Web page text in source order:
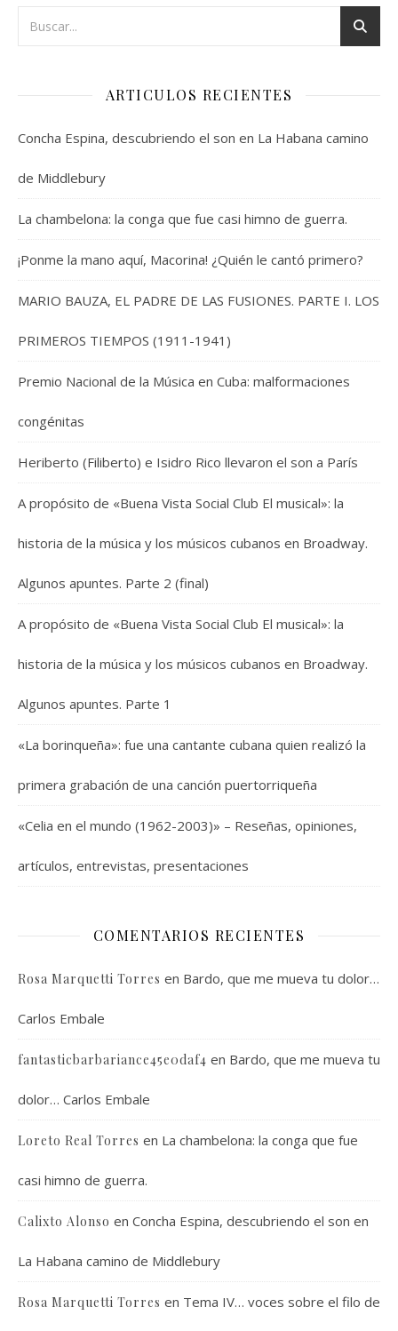
ARTICULOS RECIENTES
Concha Espina, descubriendo el son en La Habana camino
de Middlebury
La chambelona: la conga que fue casi himno de guerra.
¡Ponme la mano aquí, Macorina! ¿Quién le cantó primero?
MARIO BAUZA, EL PADRE DE LAS FUSIONES. PARTE I. LOS
PRIMEROS TIEMPOS (1911-1941)
Premio Nacional de la Música en Cuba: malformaciones
congénitas
Heriberto (Filiberto) e Isidro Rico llevaron el son a París
A propósito de «Buena Vista Social Club El musical»: la
historia de la música y los músicos cubanos en Broadway.
Algunos apuntes. Parte 2 (final)
A propósito de «Buena Vista Social Club El musical»: la
historia de la música y los músicos cubanos en Broadway.
Algunos apuntes. Parte 1
«La borinqueña»: fue una cantante cubana quien realizó la
primera grabación de una canción puertorriqueña
«Celia en el mundo (1962-2003)» – Reseñas, opiniones,
artículos, entrevistas, presentaciones
COMENTARIOS RECIENTES
Rosa Marquetti Torres en Bardo, que me mueva tu dolor…
Carlos Embale
fantasticbarbariance45e0daf4 en Bardo, que me mueva tu
dolor… Carlos Embale
Loreto Real Torres en La chambelona: la conga que fue
casi himno de guerra.
Calixto Alonso en Concha Espina, descubriendo el son en
La Habana camino de Middlebury
Rosa Marquetti Torres en Tema IV… voces sobre el filo de